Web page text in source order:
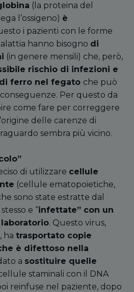
(la proteina del
l’ossigeno) è
i pazienti con le forme
hanno bisogno di
(in genere mensili) che, però,
rischio di infezioni e
ferro nel fegato che può
Per questo da
come fare per correggere
delle carenze di
sembra più vicino.
di utilizzare cellule
(cellule ematopoietiche,
sono state estratte dal
e “infettate” con un
. Questo virus,
ha trasportato copie
è difettoso nella
a sostituire quelle
staminali con il DNA
reinfuse nel paziente, dopo